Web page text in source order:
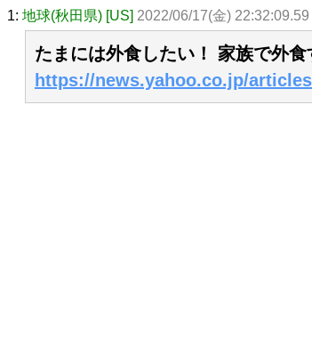
1: 地球(秋田県) [US] 2022/06/17(金)
たまには外食したい！ 家族で外
https://news.yahoo.co.jp/